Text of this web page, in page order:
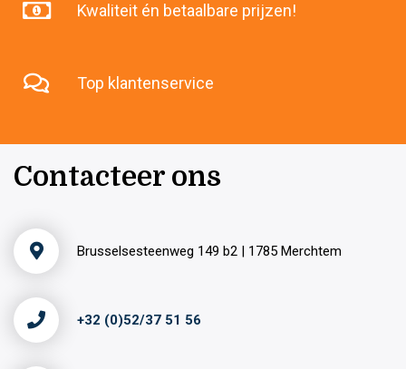
Kwaliteit én betaalbare prijzen!
Top klantenservice
Contacteer ons
Brusselsesteenweg 149 b2 | 1785 Merchtem
+32 (0)52/37 51 56